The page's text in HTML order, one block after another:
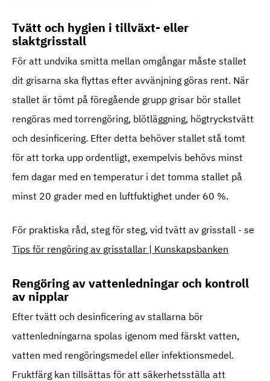
Tvätt och hygien i tillväxt- eller
slaktgrisstall
För att undvika smitta mellan omgångar måste stallet
dit grisarna ska flyttas efter avvänjning göras rent. När
stallet är tömt på föregående grupp grisar bör stallet
rengöras med torrengöring, blötläggning, högtryckstvätt
och desinficering. Efter detta behöver stallet stå tomt
för att torka upp ordentligt, exempelvis behövs minst
fem dagar med en temperatur i det tomma stallet på
minst 20 grader med en luftfuktighet under 60 %.
För praktiska råd, steg för steg, vid tvätt av grisstall - se
Tips för rengöring av grisstallar | Kunskapsbanken
Rengöring av vattenledningar och kontroll
av nipplar
Efter tvätt och desinficering av stallarna bör
vattenledningarna spolas igenom med färskt vatten,
vatten med rengöringsmedel eller infektionsmedel.
Fruktfärg kan tillsättas för att säkerhetsställa att